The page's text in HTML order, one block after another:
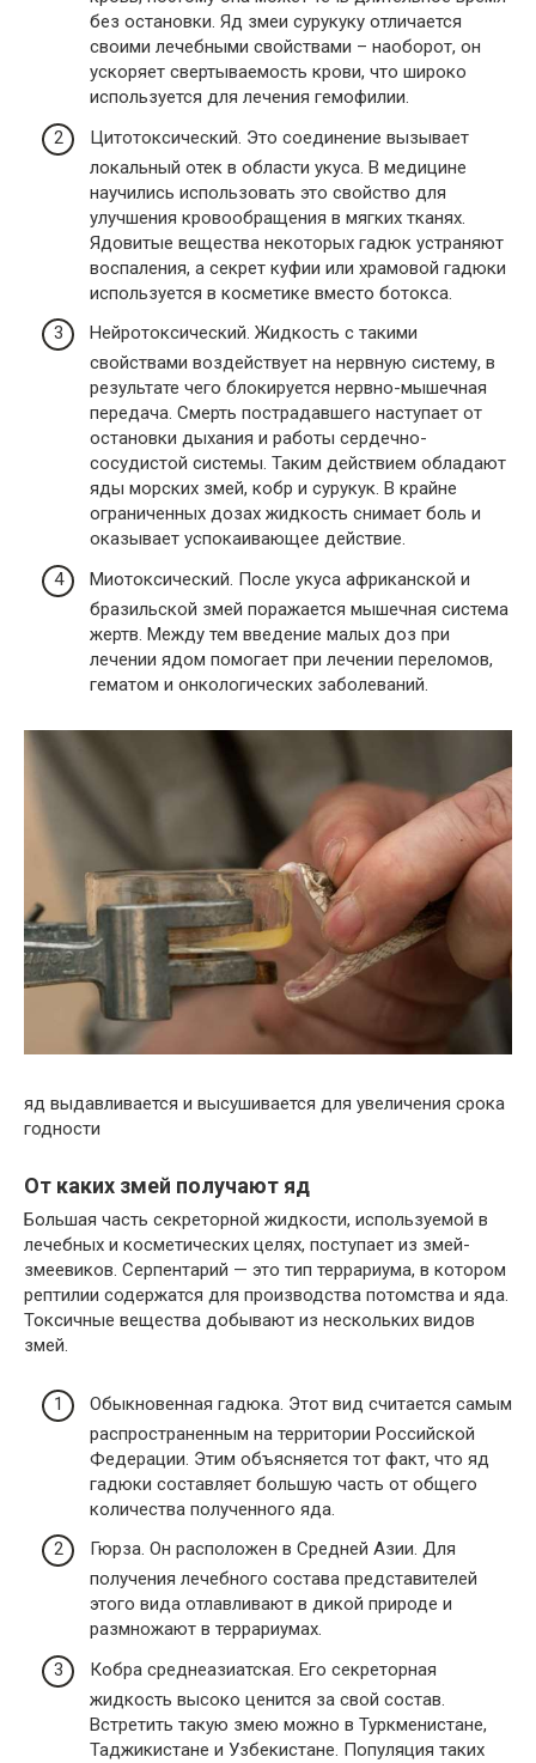
без остановки. Яд змеи сурукуку отличается
своими лечебными свойствами – наоборот, он
ускоряет свертываемость крови, что широко
используется для лечения гемофилии.
Цитотоксический. Это соединение вызывает
локальный отек в области укуса. В медицине
научились использовать это свойство для
улучшения кровообращения в мягких тканях.
Ядовитые вещества некоторых гадюк устраняют
воспаления, а секрет куфии или храмовой гадюки
используется в косметике вместо ботокса.
Нейротоксический. Жидкость с такими
свойствами воздействует на нервную систему, в
результате чего блокируется нервно-мышечная
передача. Смерть пострадавшего наступает от
остановки дыхания и работы сердечно-
сосудистой системы. Таким действием обладают
яды морских змей, кобр и сурукук. В крайне
ограниченных дозах жидкость снимает боль и
оказывает успокаивающее действие.
Миотоксический. После укуса африканской и
бразильской змей поражается мышечная система
жертв. Между тем введение малых доз при
лечении ядом помогает при лечении переломов,
гематом и онкологических заболеваний.
яд выдавливается и высушивается для увеличения срока
годности
От каких змей получают яд
Большая часть секреторной жидкости, используемой в
лечебных и косметических целях, поступает из змей-
змеевиков. Серпентарий — это тип террариума, в котором
рептилии содержатся для производства потомства и яда.
Токсичные вещества добывают из нескольких видов
змей.
Обыкновенная гадюка. Этот вид считается самым
распространенным на территории Российской
Федерации. Этим объясняется тот факт, что яд
гадюки составляет большую часть от общего
количества полученного яда.
Гюрза. Он расположен в Средней Азии. Для
получения лечебного состава представителей
этого вида отлавливают в дикой природе и
размножают в террариумах.
Кобра среднеазиатская. Его секреторная
жидкость высоко ценится за свой состав.
Встретить такую ​​змею можно в Туркменистане,
Таджикистане и Узбекистане. Популяция таких